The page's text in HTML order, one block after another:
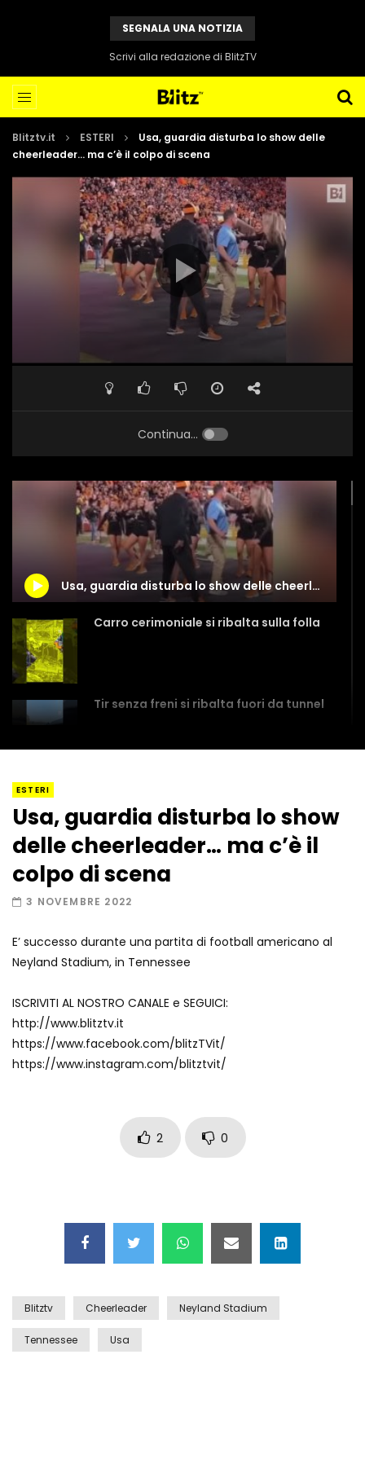
SEGNALA UNA NOTIZIA
Scrivi alla redazione di BlitzTV
Blitztv.it ESTERI
Usa, guardia disturba lo show delle
cheerleader… ma c’è il colpo di scena
Continua...
Usa, guardia disturba lo show delle cheerleader… ma c’è il colpo di scena
Carro cerimoniale si ribalta sulla folla
Tir senza freni si ribalta fuori da tunnel
Amiocuggino fa saltare in aria il drone
Record di baci in 30 secondi
Due navi USA si scontrano in mare
incidente
Grattacielo crolla per un incendio
ESTERI
Usa, guardia disturba lo show
delle cheerleader… ma c’è il
colpo di scena
3 NOVEMBRE 2022
E’ successo durante una partita di football americano al
Neyland Stadium, in Tennessee
ISCRIVITI AL NOSTRO CANALE e SEGUICI:
http://www.blitztv.it
https://www.facebook.com/blitzTVit/
https://www.instagram.com/blitztvit/
2 0
Blitztv Cheerleader Neyland Stadium
Tennessee Usa